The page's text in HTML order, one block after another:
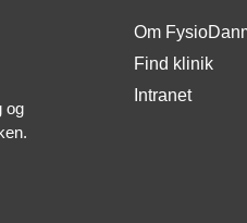
og
Om
Find klinik
Intranet